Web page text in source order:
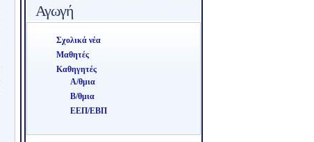
Αγωγή
Σχολικά νέα
Μαθητές
Καθηγητές
Α/θμια
Β/θμια
ΕΕΠ/ΕΒΠ